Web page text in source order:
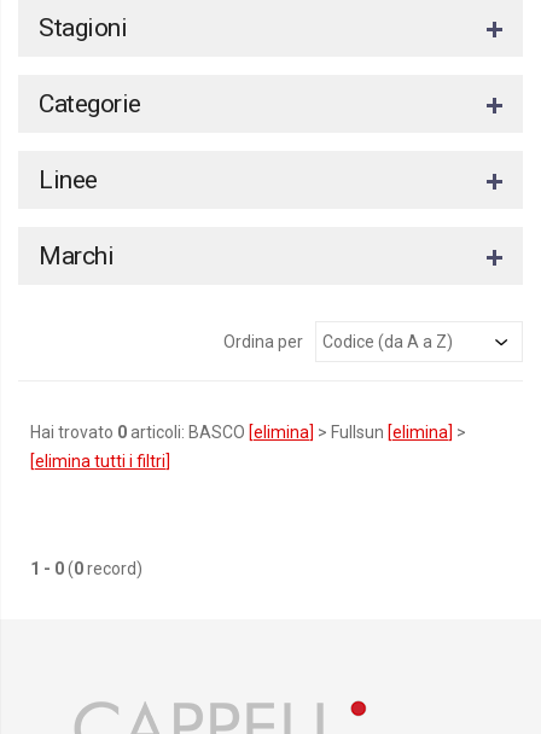
Stagioni
Categorie
Linee
Marchi
Ordina per
Hai trovato 0articoli: BASCO [elimina] > Fullsun [elimina] >
[elimina tutti i filtri]
1 - 0(0record)